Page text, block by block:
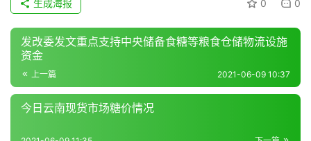
专
题
地
0 0
生成海报
发改委发文重点支持中央储备食糖等粮食仓储物流设施
资金
上一篇 2021-06-09 10:37
今日云南现货市场糖价情况